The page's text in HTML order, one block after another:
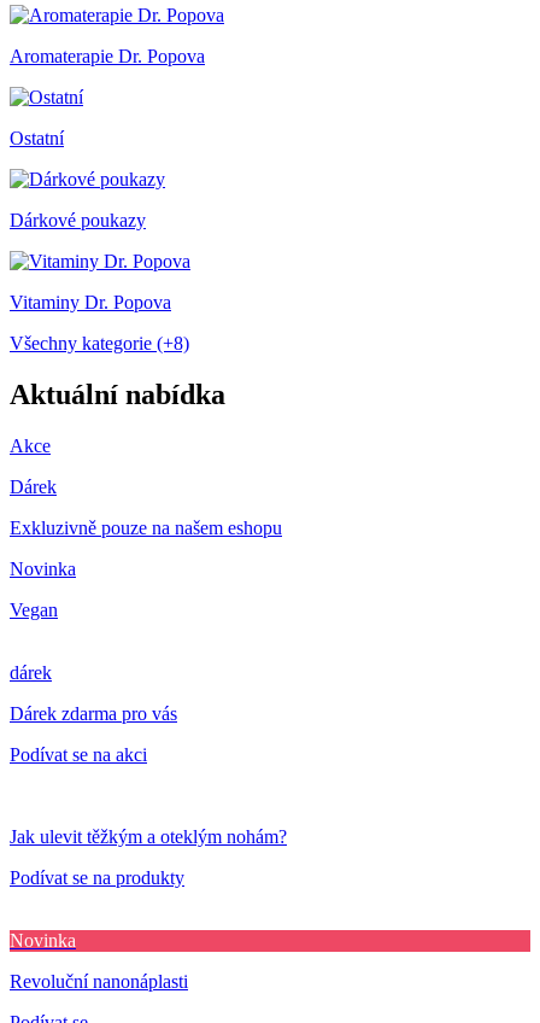
Aromaterapie Dr. Popova
Ostatní
Dárkové poukazy
Vitaminy Dr. Popova
Všechny kategorie (+8)
Aktuální nabídka
Akce
Dárek
Exkluzivně pouze na našem eshopu
Novinka
Vegan
dárek
Dárek zdarma pro vás
Podívat se na akci
Jak ulevit těžkým a oteklým nohám?
Podívat se na produkty
Novinka
Revoluční nanonáplasti